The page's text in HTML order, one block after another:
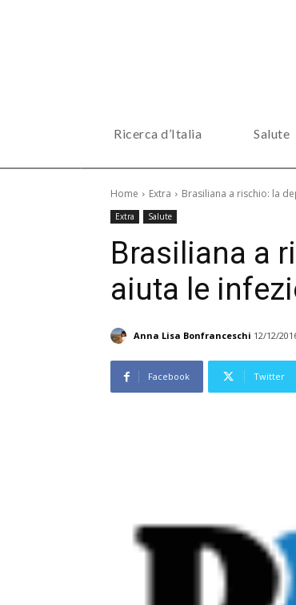
Ricerca d’Italia Salute
Home Extra Brasiliana a rischio: la
Extra Salute
Brasiliana a
aiuta le
Anna Lisa Bonfranceschi 12/12/
Facebook Twitter